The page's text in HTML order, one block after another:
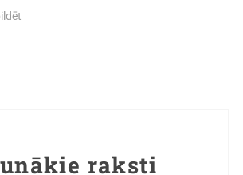
raksti